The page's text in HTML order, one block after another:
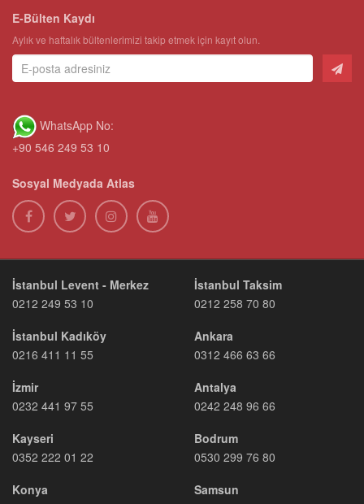
E-Bülten Kaydı
Aylık ve haftalık bültenlerimizi takip etmek için kayıt olun.
WhatsApp No:
+90 546 249 53 10
Sosyal Medyada Atlas
İstanbul Levent - Merkez
0212 249 53 10
İstanbul Taksim
0212 258 70 80
İstanbul Kadıköy
0216 411 11 55
Ankara
0312 466 63 66
İzmir
0232 441 97 55
Antalya
0242 248 96 66
Kayseri
0352 222 01 22
Bodrum
0530 299 76 80
Konya
Samsun